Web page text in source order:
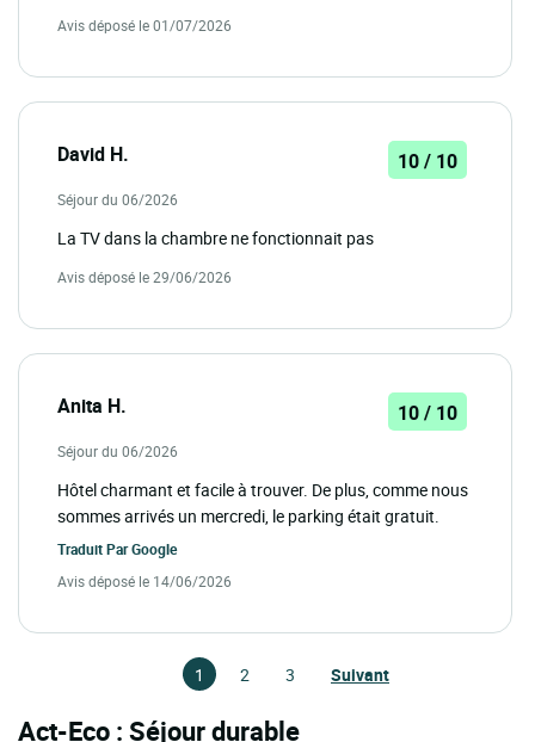
Avis déposé le 01/07/2026
David H. 10 / 10
Séjour du 06/2026
La TV dans la chambre ne fonctionnait pas
Avis déposé le 29/06/2026
Anita H. 10 / 10
Séjour du 06/2026
Hôtel charmant et facile à trouver. De plus, comme nous
sommes arrivés un mercredi, le parking était gratuit.
Traduit ParGoogle
Avis déposé le 14/06/2026
1 2 3 Suivant
Act-Eco : Séjour durable